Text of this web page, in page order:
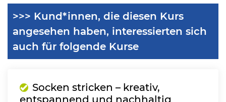
>>> Kund*innen, die diesen Kurs
angesehen haben, interessierten sich
auch für folgende Kurse
Socken stricken – kreativ,
entspannend und nachhaltig